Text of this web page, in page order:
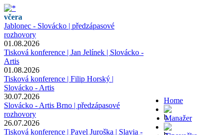
včera
Jablonec - Slovácko | předzápasové
rozhovory
01.08.2026
Tisková konference | Jan Jelínek | Slovácko -
Artis
01.08.2026
Tisková konference | Filip Horský |
Slovácko - Artis
30.07.2026
Slovácko - Artis Brno | předzápasové
rozhovory
26.07.2026
Tisková konference | Pavel Juroška | Slavia -
Home
Manažer